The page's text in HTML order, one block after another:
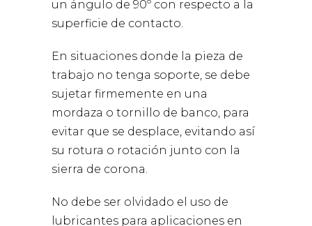
un ángulo de 90º con respecto a la
superficie de contacto.
En situaciones donde la pieza de
trabajo no tenga soporte, se debe
sujetar firmemente en una
mordaza o tornillo de banco, para
evitar que se desplace, evitando así
su rotura o rotación junto con la
sierra de corona.
No debe ser olvidado el uso de
lubricantes para aplicaciones en